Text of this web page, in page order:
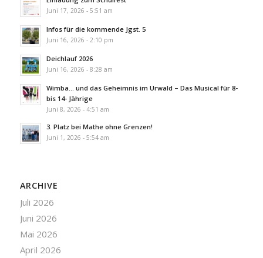
Juni 17, 2026 - 5:51 am
Infos für die kommende Jgst. 5
Juni 16, 2026 - 2:10 pm
Deichlauf 2026
Juni 16, 2026 - 8:28 am
Wimba… und das Geheimnis im Urwald – Das Musical für 8-
bis 14- Jährige
Juni 8, 2026 - 4:51 am
3. Platz bei Mathe ohne Grenzen!
Juni 1, 2026 - 5:54 am
ARCHIVE
Juli 2026
Juni 2026
Mai 2026
April 2026